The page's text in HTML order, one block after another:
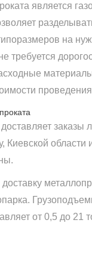
является
на
требуется
заказы
Киевской области
от 0,5 до 21